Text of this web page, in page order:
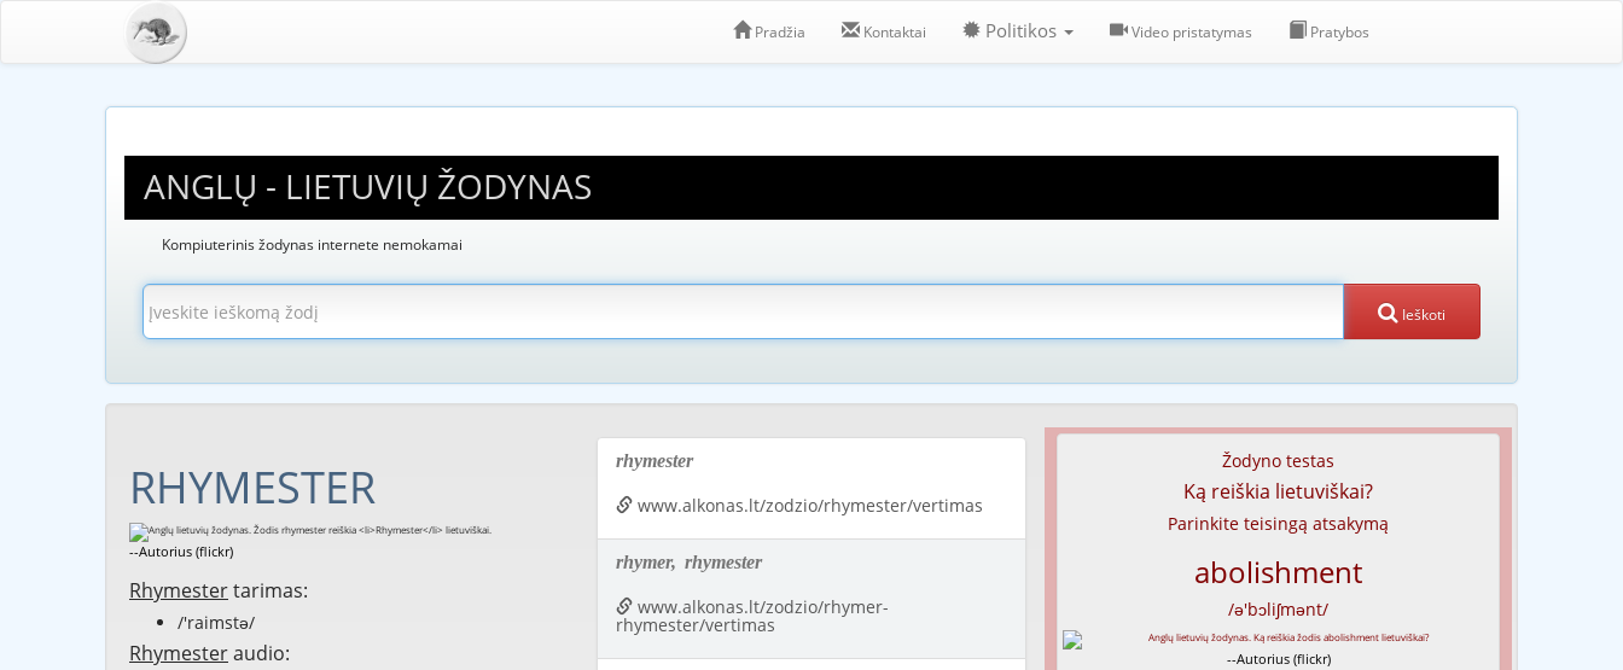
Pradžia Kontaktai Politikos Video pristatymas Pratybos
ANGLŲ - LIETUVIŲ ŽODYNAS
Kompiuterinis žodynas internete nemokamai
Ieškoti
RHYMESTER
--Autorius (flickr)
Rhymestertarimas:
/'raimstə/
Rhymesteraudio:
rhymester
www.alkonas.lt/zodzio/rhymester/vertimas
rhymer, rhymester
www.alkonas.lt/zodzio/rhymer-
rhymester/vertimas
Žodyno testas
Ką reiškia lietuviškai?
Parinkite teisingą atsakymą
abolishment
/ə'bɔliʃmənt/
--Autorius (flickr)